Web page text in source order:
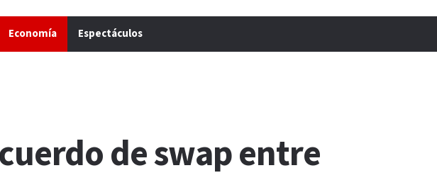
Economía Espectáculos
de swap entre